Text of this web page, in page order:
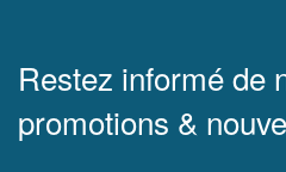
Restez informé de
promotions &